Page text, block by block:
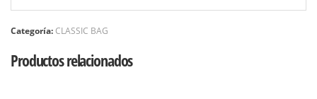
Categoría:CLASSIC BAG
Productos relacionados